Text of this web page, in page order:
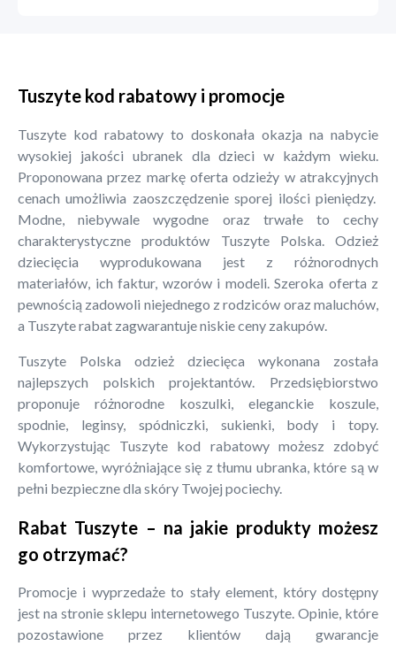
Tuszyte kod rabatowy i promocje
Tuszyte kod rabatowy to doskonała okazja na nabycie
wysokiej jakości ubranek dla dzieci w każdym wieku.
Proponowana przez markę oferta odzieży w atrakcyjnych
cenach umożliwia zaoszczędzenie sporej ilości pieniędzy.
Modne, niebywale wygodne oraz trwałe to cechy
charakterystyczne produktów Tuszyte Polska. Odzież
dziecięcia wyprodukowana jest z różnorodnych
materiałów, ich faktur, wzorów i modeli. Szeroka oferta z
pewnością zadowoli niejednego z rodziców oraz maluchów,
a Tuszyte rabat zagwarantuje niskie ceny zakupów.
Tuszyte Polska odzież dziecięca wykonana została
najlepszych polskich projektantów. Przedsiębiorstwo
proponuje różnorodne koszulki, eleganckie koszule,
spodnie, leginsy, spódniczki, sukienki, body i topy.
Wykorzystując Tuszyte kod rabatowy możesz zdobyć
komfortowe, wyróżniające się z tłumu ubranka, które są w
pełni bezpieczne dla skóry Twojej pociechy.
Rabat Tuszyte – na jakie produkty możesz
go otrzymać?
Promocje i wyprzedaże to stały element, który dostępny
jest na stronie sklepu internetowego Tuszyte. Opinie, które
pozostawione przez klientów dają gwarancje